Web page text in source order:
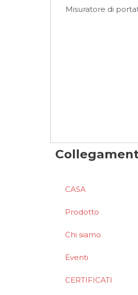
Misuratore di
CASA
Prodotto
Chi siamo
Eventi
CERTIFICATI